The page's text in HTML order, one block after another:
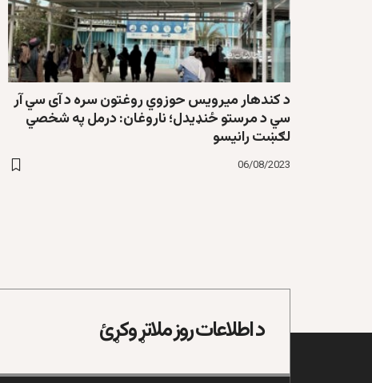
د کندهار میرویس حوزوي روغتون سره د آی سي آر
سي د مرستو ځنډیدل؛ ناروغان: درمل په شخصي
لګښت رانیسو
06/08/2023
د اطلاعات روز ملاتړ وکړئ